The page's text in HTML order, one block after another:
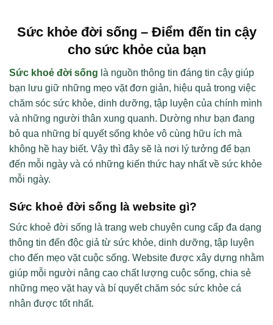
Sức khỏe đời sống – Điểm đến tin cậy
cho sức khỏe của bạn
Sức khoẻ đời sống là nguồn thông tin đáng tin cậy giúp
bạn lưu giữ những mẹo vặt đơn giản, hiệu quả trong việc
chăm sóc sức khỏe, dinh dưỡng, tập luyện của chính mình
và những người thân xung quanh. Dường như bạn đang
bỏ qua những bí quyết sống khỏe vô cùng hữu ích mà
không hề hay biết. Vậy thì đây sẽ là nơi lý tưởng để bạn
đến mỗi ngày và có những kiến thức hay nhất về sức khỏe
mỗi ngày.
Sức khoẻ đời sống là website gì?
Sức khoẻ đời sống là trang web chuyên cung cấp đa dạng
thông tin đến độc giả từ sức khỏe, dinh dưỡng, tập luyện
cho đến mẹo vặt cuộc sống. Website được xây dựng nhằm
giúp mỗi người nâng cao chất lượng cuộc sống, chia sẻ
những mẹo vặt hay và bí quyết chăm sóc sức khỏe cá
nhân được tốt nhất.